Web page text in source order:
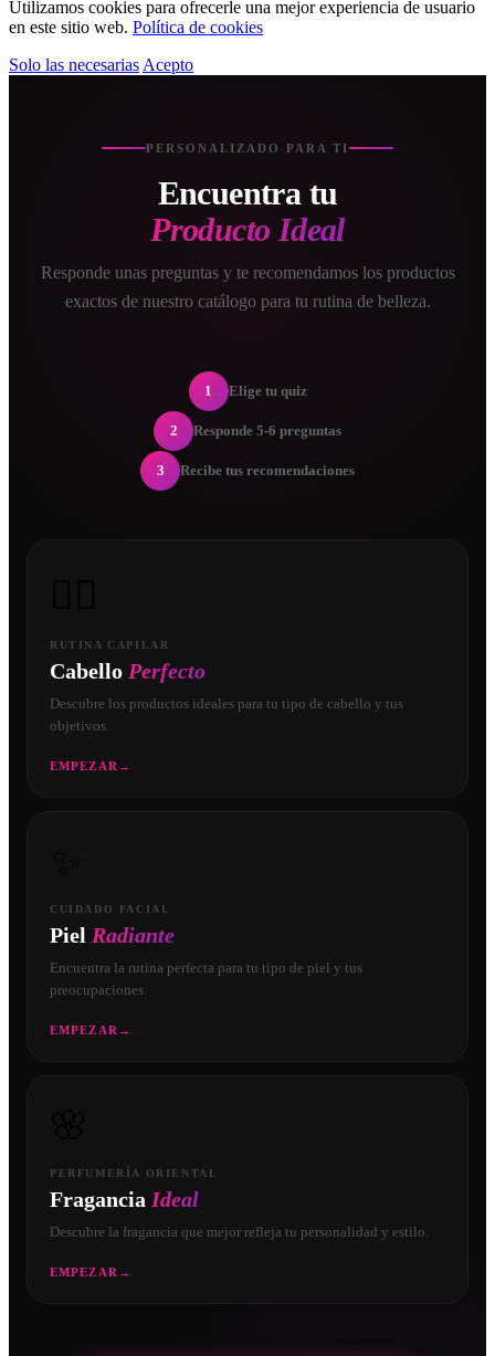
Utilizamos cookies para ofrecerle una mejor experiencia de usuario
en este sitio web. Política de cookies
Solo las necesarias Acepto
PERSONALIZADO PARA TI
Encuentra tu
Producto Ideal
Responde unas preguntas y te recomendamos los productos
exactos de nuestro catálogo para tu rutina de belleza.
1 Elige tu quiz
2 Responde 5-6 preguntas
3 Recibe tus recomendaciones
RUTINA CAPILAR
Cabello Perfecto
Descubre los productos ideales para tu tipo de cabello y tus
objetivos.
EMPEZAR →
CUIDADO FACIAL
Piel Radiante
Encuentra la rutina perfecta para tu tipo de piel y tus
preocupaciones.
EMPEZAR →
PERFUMERÍA ORIENTAL
Fragancia Ideal
Descubre la fragancia que mejor refleja tu personalidad y estilo.
EMPEZAR →